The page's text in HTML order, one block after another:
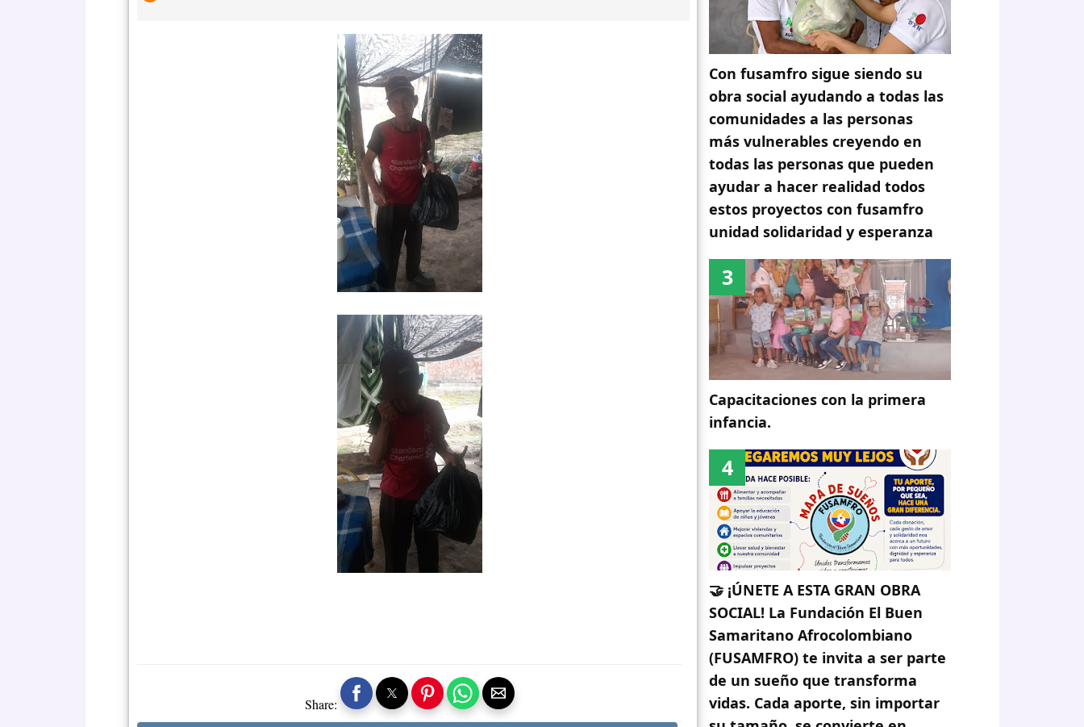
Share:
Con fusamfro sigue siendo su
obra social ayudando a todas las
comunidades a las personas
más vulnerables creyendo en
todas las personas que pueden
ayudar a hacer realidad todos
estos proyectos con fusamfro
unidad solidaridad y esperanza
Capacitaciones con la primera
infancia.
🤝 ¡ÚNETE A ESTA GRAN OBRA
SOCIAL! La Fundación El Buen
Samaritano Afrocolombiano
(FUSAMFRO) te invita a ser parte
de un sueño que transforma
vidas. Cada aporte, sin importar